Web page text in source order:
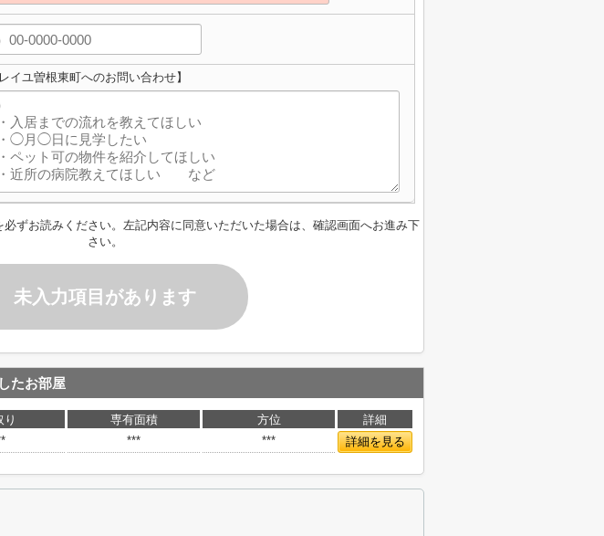
レイユ曽根東町へのお問い合わせ】
必ずお読みください。左記内容に同意いただいた場合は、確認画面へお進み下
さい。
未入力項目があります
たお部屋
り 専有面積 方位
詳細
*** *** 詳細を見る